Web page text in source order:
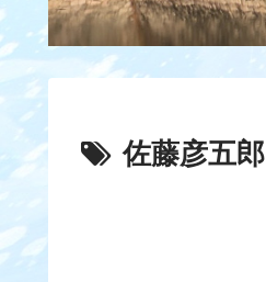
佐藤彦五郎